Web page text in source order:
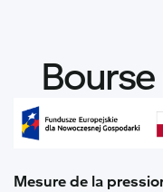
Mesure de la